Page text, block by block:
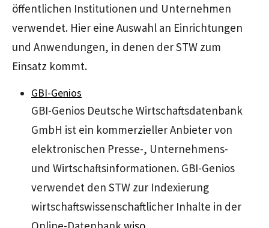
öffentlichen Institutionen und Unternehmen
verwendet. Hier eine Auswahl an Einrichtungen
und Anwendungen, in denen der STW zum
Einsatz kommt.
GBI-Genios
GBI-Genios Deutsche Wirtschaftsdatenbank
GmbH ist ein kommerzieller Anbieter von
elektronischen Presse-, Unternehmens-
und Wirtschaftsinformationen. GBI-Genios
verwendet den STW zur Indexierung
wirtschaftswissenschaftlicher Inhalte in der